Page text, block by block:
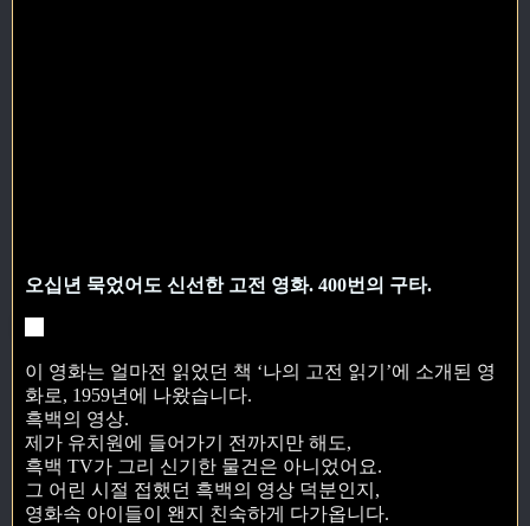
오십년 묵었어도 신선한 고전 영화. 400번의 구타.
이 영화는 얼마전 읽었던 책 ‘나의 고전 읽기’에 소개된 영
화로, 1959년에 나왔습니다.
흑백의 영상.
제가 유치원에 들어가기 전까지만 해도,
흑백 TV가 그리 신기한 물건은 아니었어요.
그 어린 시절 접했던 흑백의 영상 덕분인지,
영화속 아이들이 왠지 친숙하게 다가옵니다.